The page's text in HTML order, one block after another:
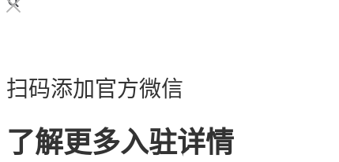
扫码添加官方微信
了解更多入驻详情